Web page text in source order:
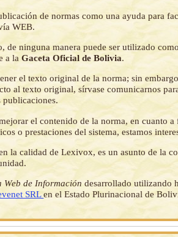
de normas como una ayuda para
WEB.
de ninguna manera puede ser utilizado
a laGaceta Oficial de Bolivia.
el texto original de la norma; sin
al texto original, sírvase comunicarnos
publicaciones.
el contenido de la norma, en cuanto
o prestaciones del sistema, estamos
la calidad de Lexivox, es un asunto de la
Web de Información desarrollado utilizando
SRLen el Estado Plurinacional de